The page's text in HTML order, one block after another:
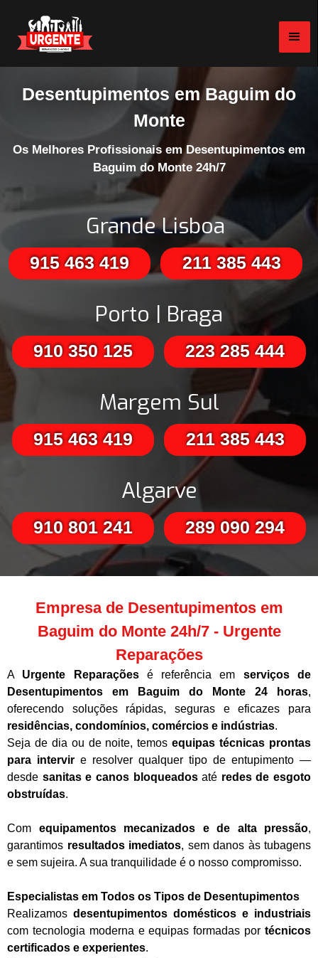
Desentupimentos em Baguim do
Monte
Os Melhores Profissionais em Desentupimentos em
Baguim do Monte 24h/7
Grande Lisboa
915 463 419 211 385 443
Porto | Braga
910 350 125 223 285 444
Margem Sul
915 463 419 211 385 443
Algarve
910 801 241 289 090 294
Empresa de Desentupimentos em
Baguim do Monte 24h/7 - Urgente
Reparações
A Urgente Reparaçõesé referência em serviços de
Desentupimentos em Baguim do Monte 24 horas,
oferecendo soluções rápidas, seguras e eficazes para
residências, condomínios, comércios e indústrias.
Seja de dia ou de noite, temosequipas técnicas prontas
para intervir e resolver qualquer tipo de entupimento —
desde sanitas e canos bloqueadosaté redes de esgoto
obstruídas.
Com equipamentos mecanizados e de alta pressão,
garantimos resultados imediatos, sem danos às tubagens
e sem sujeira. A sua tranquilidade é o nosso compromisso.
Especialistas em Todos os Tipos de Desentupimentos
Realizamos desentupimentos domésticos e industriais
com tecnologia moderna e equipas formadas por técnicos
certificados e experientes.